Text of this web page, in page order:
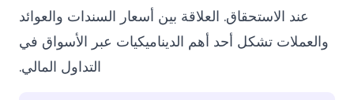
عند الاستحقاق. العلاقة بين أسعار السندات والعوائد
والعملات تشكل أحد أهم الديناميكيات عبر الأسواق في
التداول المالي.